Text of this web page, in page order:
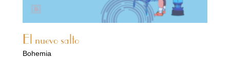
El nuevo salto
Bohemia